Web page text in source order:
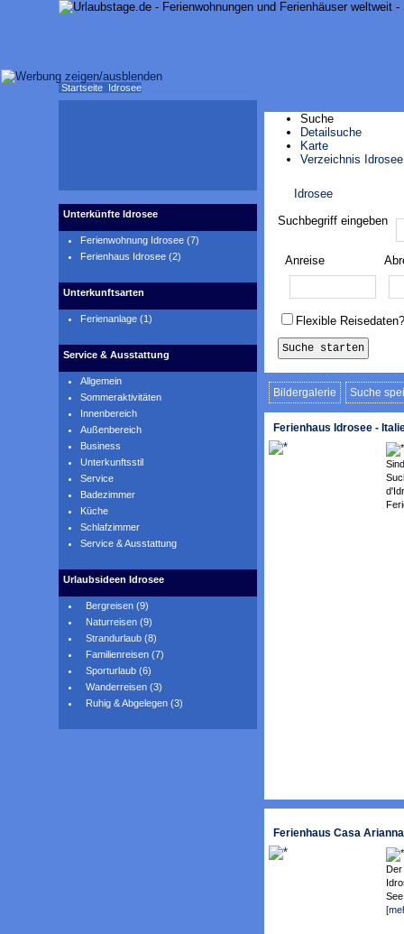
Startseite Idrosee
Karte anzeigen
Unterkünfte Idrosee
Ferienwohnung Idrosee (7)
Ferienhaus Idrosee (2)
Unterkunftsarten
Ferienanlage (1)
Service & Ausstattung
Allgemein
Sommeraktivitäten
Innenbereich
Außenbereich
Business
Unterkunftsstil
Service
Badezimmer
Küche
Schlafzimmer
Service & Ausstattung
Urlaubsideen Idrosee
Bergreisen (9)
Naturreisen (9)
Strandurlaub (8)
Familienreisen (7)
Sporturlaub (6)
Wanderreisen (3)
Ruhig & Abgelegen (3)
Suche
Detailsuche
Karte
Verzeichnis Idrosee
Idrosee
Suchbegriff eingeben
Anreise
Flexible
Bildergalerie Suche
Ferienhaus Idrosee -
Ferienhaus Casa
Der